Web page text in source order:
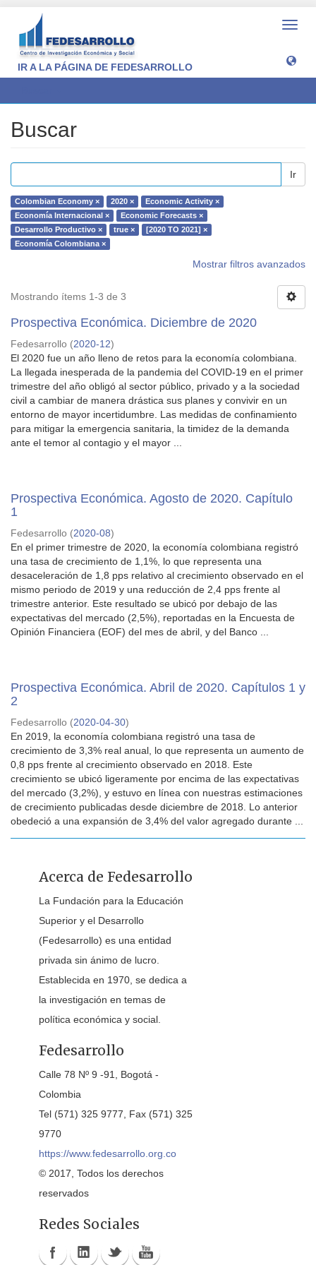
IR A LA PÁGINA DE FEDESARROLLO
Buscar
Ir
Colombian Economy × 2020 ×
Economic Activity ×
Economía Internacional ×
Economic Forecasts ×
Desarrollo Productivo ×
true ×
[2020 TO 2021] ×
Economía Colombiana ×
Mostrar filtros avanzados
Mostrando ítems 1-3 de 3
Prospectiva Económica. Diciembre de 2020
Fedesarrollo (2020-12)
El 2020 fue un año lleno de retos para la economía colombiana.
La llegada inesperada de la pandemia del COVID-19 en el primer
trimestre del año obligó al sector público, privado y a la sociedad
civil a cambiar de manera drástica sus planes y convivir en un
entorno de mayor incertidumbre. Las medidas de confinamiento
para mitigar la emergencia sanitaria, la timidez de la demanda
ante el temor al contagio y el mayor ...
Prospectiva Económica. Agosto de 2020. Capítulo
1
Fedesarrollo (2020-08)
En el primer trimestre de 2020, la economía colombiana registró
una tasa de crecimiento de 1,1%, lo que representa una
desaceleración de 1,8 pps relativo al crecimiento observado en el
mismo periodo de 2019 y una reducción de 2,4 pps frente al
trimestre anterior. Este resultado se ubicó por debajo de las
expectativas del mercado (2,5%), reportadas en la Encuesta de
Opinión Financiera (EOF) del mes de abril, y del Banco ...
Prospectiva Económica. Abril de 2020. Capítulos 1 y
2
Fedesarrollo (2020-04-30)
En 2019, la economía colombiana registró una tasa de
crecimiento de 3,3% real anual, lo que representa un aumento de
0,8 pps frente al crecimiento observado en 2018. Este
crecimiento se ubicó ligeramente por encima de las expectativas
del mercado (3,2%), y estuvo en línea con nuestras estimaciones
de crecimiento publicadas desde diciembre de 2018. Lo anterior
obedeció a una expansión de 3,4% del valor agregado durante ...
Acerca de Fedesarrollo
La Fundación para la Educación
Superior y el Desarrollo
(Fedesarrollo) es una entidad
privada sin ánimo de lucro.
Establecida en 1970, se dedica a
la investigación en temas de
política económica y social.
Fedesarrollo
Calle 78 Nº 9 -91, Bogotá -
Colombia
Tel (571) 325 9777, Fax (571) 325
9770
https://www.fedesarrollo.org.co
© 2017, Todos los derechos
reservados
Redes Sociales